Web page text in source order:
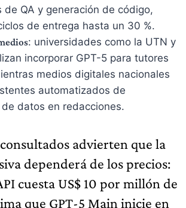
de QA y generación de código,
de entrega hasta un 30 %.
: universidades como la UTN y
incorporar GPT-5 para tutores
medios digitales nacionales
automatizados de
datos en redacciones.
advierten que la
dependerá de los precios:
cuesta US$ 10 por millón de
que GPT-5 Main inicie en